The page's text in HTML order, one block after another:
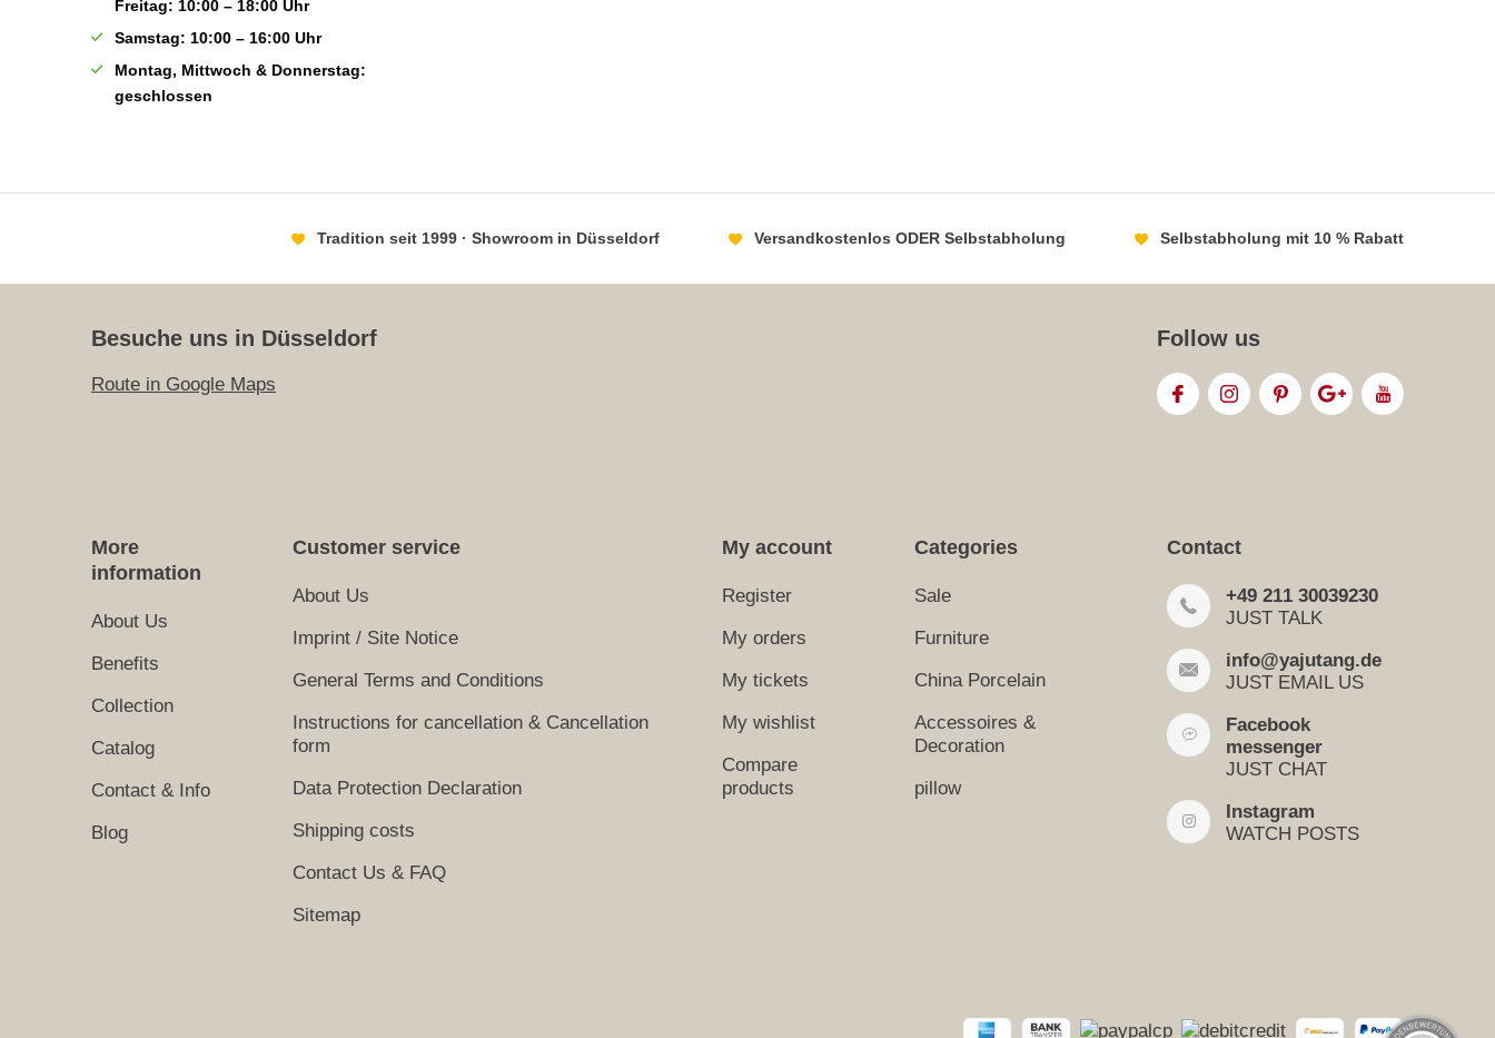
Freitag: 10:00 – 18:00 Uhr
Samstag: 10:00 – 16:00 Uhr
Montag, Mittwoch & Donnerstag:
geschlossen
Tradition seit 1999 · Showroom in Düsseldorf Versandkostenlos ODER Selbstabholung Selbstabholung mit 10 % Rabatt
Besuche uns in Düsseldorf
Route in Google Maps
Follow us
More
information
About Us
Benefits
Collection
Catalog
Contact & Info
Blog
Customer service
About Us
Imprint / Site Notice
General Terms and Conditions
Instructions for cancellation & Cancellation
form
Data Protection Declaration
Shipping costs
Contact Us & FAQ
Sitemap
My account
Register
My orders
My tickets
My wishlist
Compare
products
Categories
Sale
Furniture
China Porcelain
Accessoires &
Decoration
pillow
Contact
+49 211 30039230
JUST TALK
info@yajutang.de
JUST EMAIL US
Facebook
messenger
JUST CHAT
Instagram
WATCH POSTS